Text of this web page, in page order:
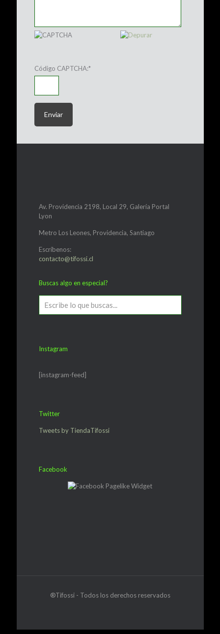
Código CAPTCHA:*
Av. Providencia 2198, Local 29, Galería Portal
Lyon
Metro Los Leones, Providencia, Santiago
Escríbenos:
contacto@tifossi.cl
Buscas algo en especial?
Instagram
[instagram-feed]
Twitter
Tweets by TiendaTifossi
Facebook
®Tifossi - Todos los derechos reservados